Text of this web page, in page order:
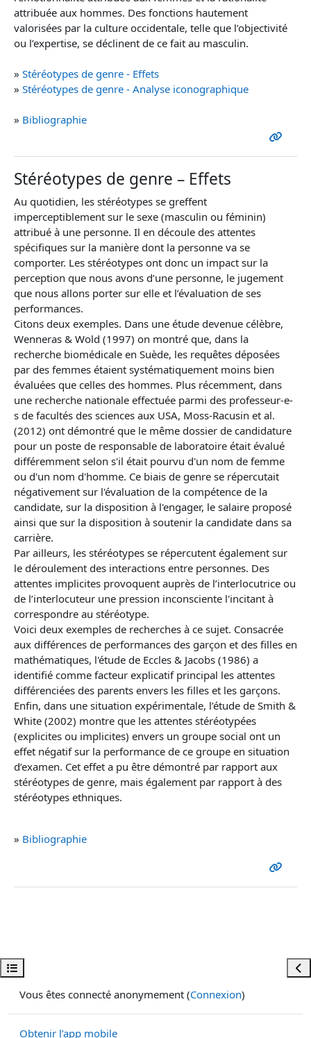
Ouvrir l’index du cours
attribuée aux hommes. Des fonctions hautement
valorisées par la culture occidentale, telle que l’objectivité
ou l’expertise, se déclinent de ce fait au masculin.
» Stéréotypes de genre - Effets
» Stéréotypes de genre - Analyse iconographique
» Bibliographie
Stéréotypes de genre – Effets
Au quotidien, les stéréotypes se greffent
imperceptiblement sur le sexe (masculin ou féminin)
attribué à une personne. Il en découle des attentes
spécifiques sur la manière dont la personne va se
comporter. Les stéréotypes ont donc un impact sur la
perception que nous avons d’une personne, le jugement
que nous allons porter sur elle et l’évaluation de ses
performances.
Citons deux exemples. Dans une étude devenue célèbre,
Wenneras & Wold (1997) on montré que, dans la
recherche biomédicale en Suède, les requêtes déposées
par des femmes étaient systématiquement moins bien
évaluées que celles des hommes. Plus récemment, dans
une recherche nationale effectuée parmi des professeur-e-
s de facultés des sciences aux USA, Moss-Racusin et al.
(2012) ont démontré que le même dossier de candidature
pour un poste de responsable de laboratoire était évalué
différemment selon s'il était pourvu d'un nom de femme
ou d'un nom d'homme. Ce biais de genre se répercutait
négativement sur l'évaluation de la compétence de la
candidate, sur la disposition à l'engager, le salaire proposé
ainsi que sur la disposition à soutenir la candidate dans sa
carrière.
Par ailleurs, les stéréotypes se répercutent également sur
le déroulement des interactions entre personnes. Des
attentes implicites provoquent auprès de l’interlocutrice ou
de l’interlocuteur une pression inconsciente l'incitant à
correspondre au stéréotype.
Voici deux exemples de recherches à ce sujet. Consacrée
aux différences de performances des garçon et des filles en
mathématiques, l'étude de Eccles & Jacobs (1986) a
identifié comme facteur explicatif principal les attentes
différenciées des parents envers les filles et les garçons.
Enfin, dans une situation expérimentale, l’étude de Smith &
White (2002) montre que les attentes stéréotypées
(explicites ou implicites) envers un groupe social ont un
effet négatif sur la performance de ce groupe en situation
d’examen. Cet effet a pu être démontré par rapport aux
stéréotypes de genre, mais également par rapport à des
stéréotypes ethniques.
» Bibliographie
Vous êtes connecté anonymement (Connexion)
Obtenir l’app mobile